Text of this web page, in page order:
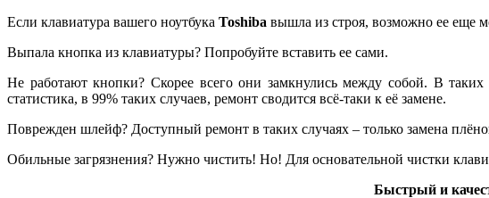
Если клавиатура вашего ноутбука Toshiba вышла из строя, возможно ее еще
Выпала кнопка из клавиатуры? Попробуйте вставить ее сами.
Не работают кнопки? Скорее всего они замкнулись между собой. В таких
статистика, в 99% таких случаев, ремонт сводится всё-таки к её замене.
Поврежден шлейф? Доступный ремонт в таких случаях – только замена
Обильные загрязнения? Нужно чистить! Но! Для основательной чистки
Быстрый и